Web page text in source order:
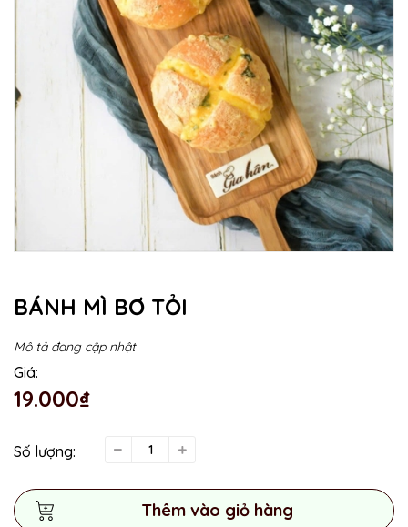
BÁNH MÌ BƠ TỎI
Mô tả đang cập nhật
Giá:
19.000₫
Số lượng:
Thêm vào giỏ hàng